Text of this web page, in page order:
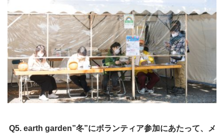
Q5. earth garden”冬”にボランティア参加にあたって、メ